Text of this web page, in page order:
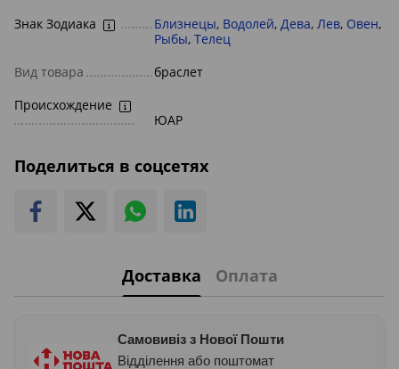
Знак Зодиака
Близнецы, Водолей, Дева, Лев, Овен,
Рыбы, Телец
Вид товара
браслет
Происхождение
ЮАР
Поделиться в соцсетях
Доставка Оплата
Самовивіз з Нової Пошти
Відділення або поштомат